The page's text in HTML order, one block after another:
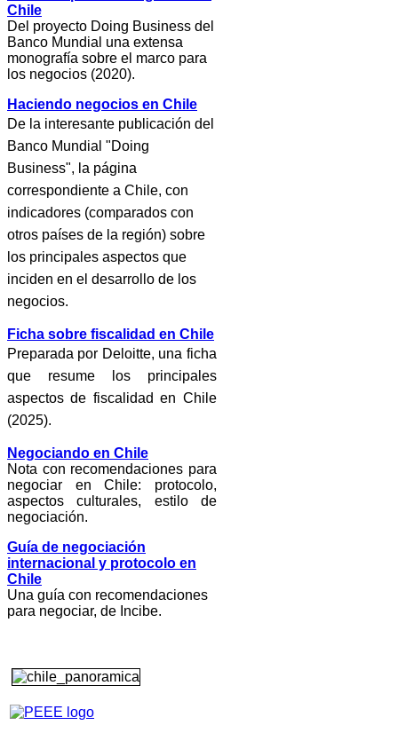
Chile
Del proyecto Doing Business del
Banco Mundial una extensa
monografía sobre el marco para
los negocios (2020).
Haciendo negocios en Chile
De la interesante publicación del
Banco Mundial "Doing
Business", la página
correspondiente a Chile, con
indicadores (comparados con
otros países de la región) sobre
los principales aspectos que
inciden en el desarrollo de los
negocios.
Ficha sobre fiscalidad en Chile
Preparada por Deloitte, una ficha
que resume los principales
aspectos de fiscalidad en Chile
(2025).
Negociando en Chile
Nota con recomendaciones para
negociar en Chile: protocolo,
aspectos culturales, estilo de
negociación.
Guía de negociación
internacional y protocolo en
Chile
Una guía con recomendaciones
para negociar, de Incibe.